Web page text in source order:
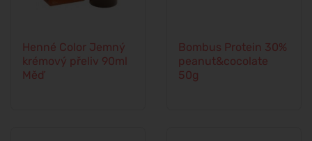
Henné Color Jemný
krémový přeliv 90ml
Měď
Bombus Protein 30%
peanut&cocolate
50g